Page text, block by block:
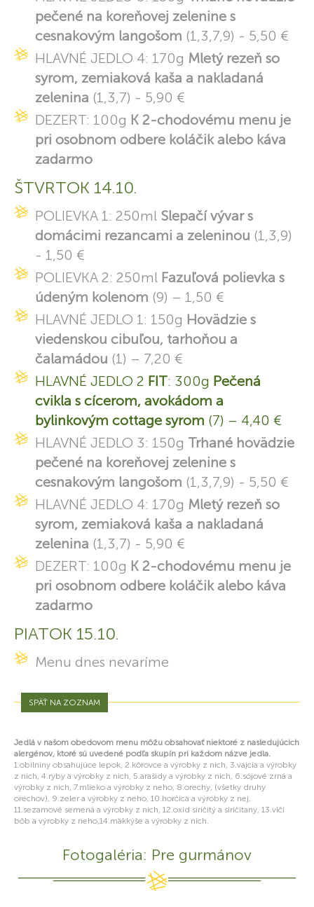
pečené na koreňovej zelenine s
cesnakovým langošom (1,3,7,9) - 5,50 €
HLAVNÉ JEDLO 4: 170g Mletý rezeň so
syrom, zemiaková kaša a nakladaná
zelenina (1,3,7) - 5,90 €
DEZERT: 100g K 2-chodovému menu je
pri osobnom odbere koláčik alebo káva
zadarmo
ŠTVRTOK 14.10.
POLIEVKA 1: 250ml Slepačí vývar s
domácimi rezancami a zeleninou (1,3,9)
- 1,50 €
POLIEVKA 2: 250ml Fazuľová polievka s
údeným kolenom (9) – 1,50 €
HLAVNÉ JEDLO 1: 150g Hovädzie s
viedenskou cibuľou, tarhoňou a
čalamádou (1) – 7,20 €
HLAVNÉ JEDLO 2 FIT: 300g Pečená
cvikla s cícerom, avokádom a
bylinkovým cottage syrom (7) – 4,40 €
HLAVNÉ JEDLO 3: 150g Trhané hovädzie
pečené na koreňovej zelenine s
cesnakovým langošom (1,3,7,9) - 5,50 €
HLAVNÉ JEDLO 4: 170g Mletý rezeň so
syrom, zemiaková kaša a nakladaná
zelenina (1,3,7) - 5,90 €
DEZERT: 100g K 2-chodovému menu je
pri osobnom odbere koláčik alebo káva
zadarmo
PIATOK 15.10.
Menu dnes nevaríme
SPÄŤ NA ZOZNAM
Jedlá v našom obedovom menu môžu obsahovať niektoré z nasledujúcich
alergénov, ktoré sú uvedené podľa skupín pri každom názve jedla.
1.obilniny obsahujúce lepok, 2.kôrovce a výrobky z nich, 3.vajcia a výrobky
z nich, 4.ryby a výrobky z nich, 5.arašidy a výrobky z nich, 6.sójové zrná a
výrobky z nich, 7.mlieko a výrobky z neho, 8.orechy, (všetky druhy
orechov), 9.zeler a výrobky z neho, 10.horčica a výrobky z nej,
11.sezamové semená a výrobky z nich, 12.oxid siričitý a siričitany, 13.vlčí
bôb a výrobky z neho,14.mäkkýše a výrobky z nich.
Fotogaléria: Pre gurmánov